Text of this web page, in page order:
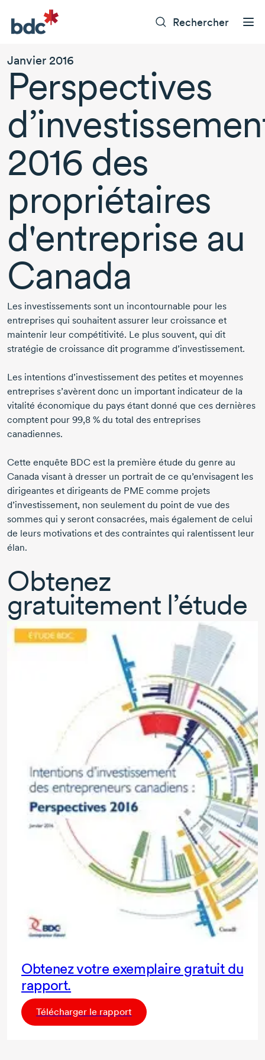
Rechercher
Janvier 2016
Perspectives
2016 des
propriétaires
d'entreprise au
Canada
Les investissements sont un incontournable pour les
entreprises qui souhaitent assurer leur croissance et
maintenir leur compétitivité. Le plus souvent, qui dit
stratégie de croissance dit programme d’investissement.
Les intentions d’investissement des petites et moyennes
entreprises s’avèrent donc un important indicateur de la
vitalité économique du pays étant donné que ces dernières
comptent pour 99,8 % du total des entreprises
canadiennes.
Cette enquête BDC est la première étude du genre au
Canada visant à dresser un portrait de ce qu’envisagent les
dirigeantes et dirigeants de PME comme projets
d’investissement, non seulement du point de vue des
sommes qui y seront consacrées, mais également de celui
de leurs motivations et des contraintes qui ralentissent leur
élan.
Obtenez
gratuitement l’étude
Obtenez votre exemplaire gratuit du
rapport.
Télécharger le rapport